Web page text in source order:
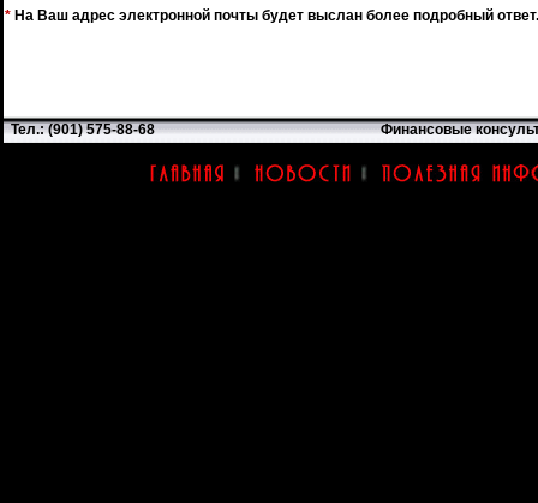
* На Ваш адрес электронной почты будет выслан более подробный ответ.
Тел.: (901) 575-88-68 Финансовые